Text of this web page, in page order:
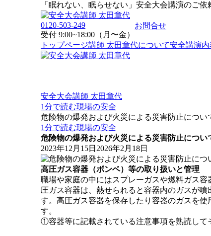
「眠れない、眠らせない」安全大会講演のご
0120-503-249
受付 9:00~18:00（月〜金）
お問合せ
トップページ講師 太田章代について安全講演
安全大会講師 太田章代
1分で読む現場の安全
危険物の爆発および火災による災害防止につい
1分で読む現場の安全
危険物の爆発および火災による災害防止につい
2023年12月15日 2026年2月18日
高圧ガス容器（ボンベ）等の取り扱いと管理
職場や家庭の中にはスプレーガスや燃料ガス
圧ガス容器は、熱せられると容器内のガスが
す。高圧ガス容器を保存したり容器のガスを
す。
①容器等に記載されている注意事項を熟読して